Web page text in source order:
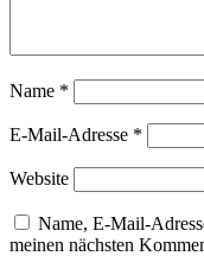
Name *
E-Mail-Adresse *
Website
Name, E-Mail-
meinen nächsten